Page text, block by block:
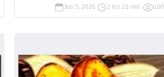
Jun 5, 2026
2 hrs 25 min 100